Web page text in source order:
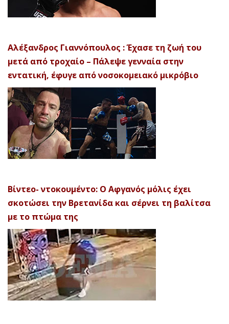
Αλέξανδρος Γιαννόπουλος : Έχασε τη ζωή του
μετά από τροχαίο – Πάλεψε γενναία στην
εντατική, έφυγε από νοσοκομειακό μικρόβιο
Βίντεο- ντοκουμέντο: Ο Αφγανός μόλις έχει
σκοτώσει την Βρετανίδα και σέρνει τη βαλίτσα
με το πτώμα της